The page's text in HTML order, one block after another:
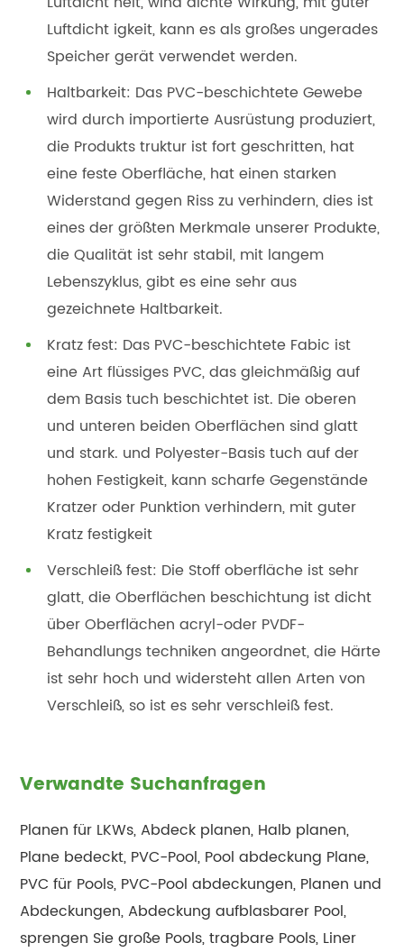
Luftdicht igkeit, kann es als großes ungerades
Speicher gerät verwendet werden.
Haltbarkeit: Das PVC-beschichtete Gewebe
wird durch importierte Ausrüstung produziert,
die Produkts truktur ist fort geschritten, hat
eine feste Oberfläche, hat einen starken
Widerstand gegen Riss zu verhindern, dies ist
eines der größten Merkmale unserer Produkte,
die Qualität ist sehr stabil, mit langem
Lebenszyklus, gibt es eine sehr aus
gezeichnete Haltbarkeit.
Kratz fest: Das PVC-beschichtete Fabic ist
eine Art flüssiges PVC, das gleichmäßig auf
dem Basis tuch beschichtet ist. Die oberen
und unteren beiden Oberflächen sind glatt
und stark. und Polyester-Basis tuch auf der
hohen Festigkeit, kann scharfe Gegenstände
Kratzer oder Punktion verhindern, mit guter
Kratz festigkeit
Verschleiß fest: Die Stoff oberfläche ist sehr
glatt, die Oberflächen beschichtung ist dicht
über Oberflächen acryl-oder PVDF-
Behandlungs techniken angeordnet, die Härte
ist sehr hoch und widersteht allen Arten von
Verschleiß, so ist es sehr verschleiß fest.
Verwandte Suchanfragen
Planen für LKWs, Abdeck planen, Halb planen,
Plane bedeckt, PVC-Pool, Pool abdeckung Plane,
PVC für Pools, PVC-Pool abdeckungen, Planen und
Abdeckungen, Abdeckung aufblasbarer Pool,
sprengen Sie große Pools, tragbare Pools, Liner